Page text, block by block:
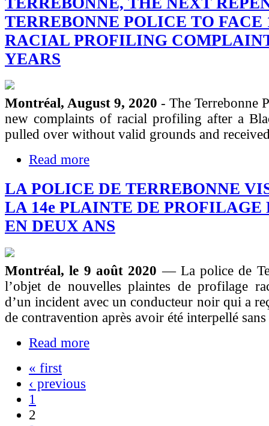
TERREBONNE POLICE TO FACE
RACIAL PROFILING
YEARS
Montréal, August 9, 2020 - The Terrebonne
new complaints of racial profiling after a
pulled over without valid grounds and
Read more
LA POLICE DE TERREBONNE
LA 14e PLAINTE DE
EN DEUX ANS
Montréal, le 9 août 2020— La police de
l’objet de nouvelles plaintes de profilage
d’un incident avec un conducteur noir qui a
de contravention après avoir été interpellé
Read more
« first
‹ previous
1
2